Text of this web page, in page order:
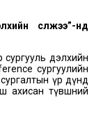
сүлжээ”-нд
сургууль дэлхийн
сургуулийн
үр дүнд
ахисан түвшний